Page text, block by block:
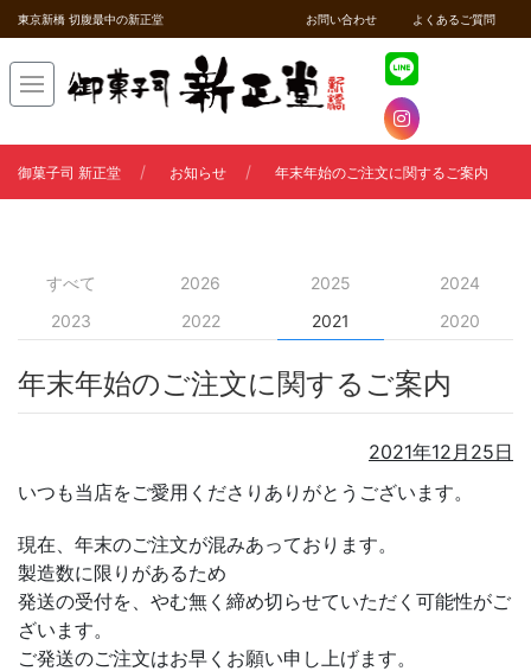
東京新橋 切腹最中の新正堂 お問い合わせ よくあるご質問
御菓子司 新正堂 お知らせ 年末年始のご注文に関するご案内
すべて 2026 2025
2024
2023
2022 2021 2020
年末年始のご注文に関するご案内
2021年12月25日
いつも当店をご愛用くださりありがとうございます。
現在、年末のご注文が混みあっております。
製造数に限りがあるため
発送の受付を、やむ無く締め切らせていただく可能性がご
ざいます。
ご発送のご注文はお早くお願い申し上げます。